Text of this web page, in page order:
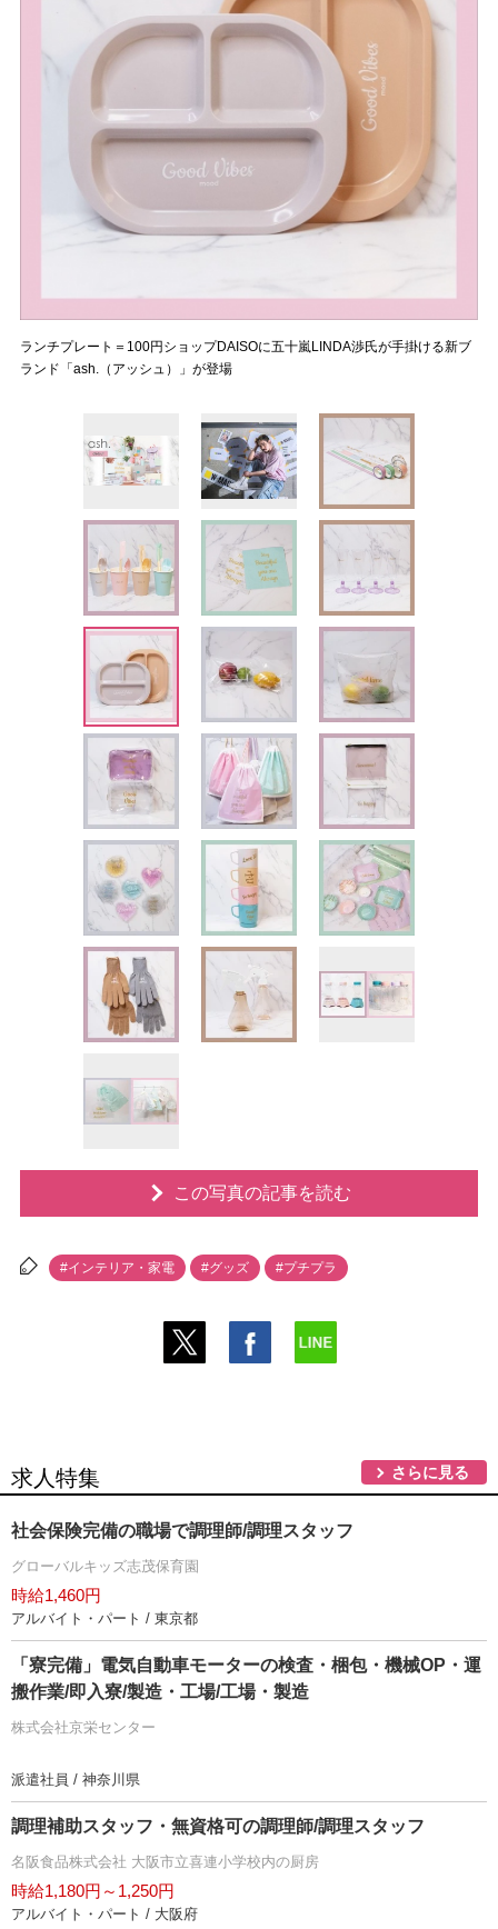
ランチプレート＝100円ショップDAISOに五十嵐LINDA渉氏が手掛ける新ブ
ランド「ash.（アッシュ）」が登場
この写真の記事を読む
#インテリア・家電 #グッズ #プチプラ
求人特集 さらに見る
社会保険完備の職場で調理師/調理スタッフ
グローバルキッズ志茂保育園
時給1,460円
アルバイト・パート / 東京都
「寮完備」電気自動車モーターの検査・梱包・機械OP・運
搬作業/即入寮/製造・工場/工場・製造
株式会社京栄センター
派遣社員 / 神奈川県
調理補助スタッフ・無資格可の調理師/調理スタッフ
名阪食品株式会社 大阪市立喜連小学校内の厨房
時給1,180円～1,250円
アルバイト・パート / 大阪府